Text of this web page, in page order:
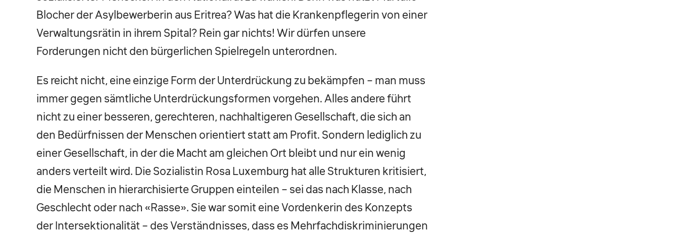
Blocher der Asylbewerberin aus Eritrea? Was hat die Krankenpflegerin von einer
Verwaltungsrätin in ihrem Spital? Rein gar nichts! Wir dürfen unsere
Forderungen nicht den bürgerlichen Spielregeln unterordnen.
Es reicht nicht, eine einzige Form der Unterdrückung zu bekämpfen – man muss
immer gegen sämtliche Unterdrückungsformen vorgehen. Alles andere führt
nicht zu einer besseren, gerechteren, nachhaltigeren Gesellschaft, die sich an
den Bedürfnissen der Menschen orientiert statt am Profit. Sondern lediglich zu
einer Gesellschaft, in der die Macht am gleichen Ort bleibt und nur ein wenig
anders verteilt wird. Die Sozialistin Rosa Luxemburg hat alle Strukturen kritisiert,
die Menschen in hierarchisierte Gruppen einteilen – sei das nach Klasse, nach
Geschlecht oder nach «Rasse». Sie war somit eine Vordenkerin des Konzepts
der Intersektionalität – des Verständnisses, dass es Mehrfachdiskriminierungen